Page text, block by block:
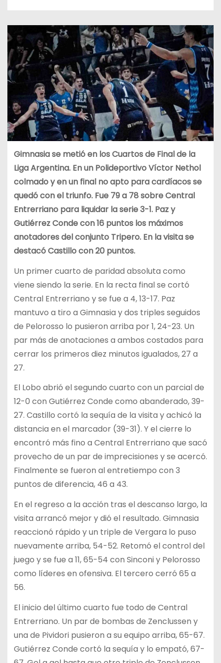
Gimnasia se metió en los Cuartos de Final de la
Liga Argentina. En un Polideportivo Víctor Nethol
colmado y en un final no apto para cardíacos se
quedó con el triunfo. Fue 79 a 78 sobre Central
Entrerriano para liquidar la serie 3-1. Paz y
Gutiérrez Conde con 16 puntos los máximos
anotadores del conjunto Tripero. En la visita se
destacó Castillo con 20 puntos.
Un primer cuarto de paridad absoluta como
viene siendo la serie. En la recta final se cortó
Central Entrerriano y se fue a 4, 13-17. Paz
mantuvo a tiro a Gimnasia y dos triples seguidos
de Pelorosso lo pusieron arriba por 1, 24-23. Un
par más de anotaciones a ambos costados para
cerrar los primeros diez minutos igualados, 27 a
27.
El Lobo abrió el segundo cuarto con un parcial de
12-0 con Gutiérrez Conde como abanderado, 39-
27. Castillo cortó la sequía de la visita y achicó la
distancia en el marcador (39-31). Y el cierre lo
encontró más fino a Central Entrerriano que sacó
provecho de un par de imprecisiones y se acercó.
Finalmente se fueron al entretiempo con 3
puntos de diferencia, 46 a 43.
En el regreso a la acción tras el descanso largo, la
visita arrancó mejor y dió el resultado. Gimnasia
reaccionó rápido y un triple de Vergara lo puso
nuevamente arriba, 54-52. Retomó el control del
juego y se fue a 11, 65-54 con Sinconi y Pelorosso
como líderes en ofensiva. El tercero cerró 65 a
56.
El inicio del último cuarto fue todo de Central
Entrerriano. Un par de bombas de Zenclussen y
una de Pividori pusieron a su equipo arriba, 65-67.
Gutiérrez Conde cortó la sequía y lo empató, 67-